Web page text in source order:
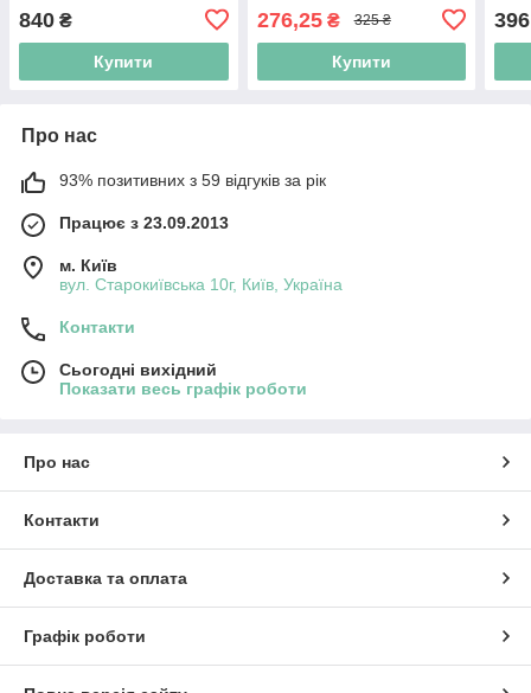
840 ₴
Купити
276,25₴ 325 ₴
Купити
396
Про нас
93% позитивних з 59 відгуків за рік
Працює з 23.09.2013
м. Київ
вул. Старокиївська 10г, Київ, Україна
Контакти
Сьогодні вихідний
Показати весь графік роботи
Про нас
Контакти
Доставка та оплата
Графік роботи